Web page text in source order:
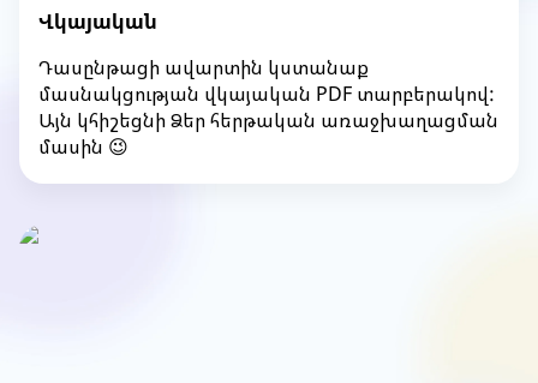
Վկայական
Դասընթացի ավարտին կստանաք
մասնակցության վկայական PDF տարբերակով:
Այն կհիշեցնի Ձեր հերթական առաջխաղացման
մասին 😉